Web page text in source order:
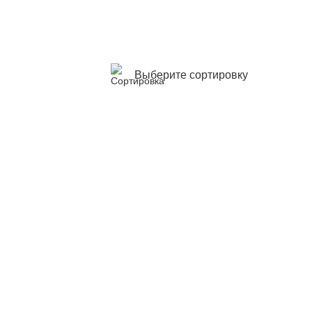
Выберите сортировку